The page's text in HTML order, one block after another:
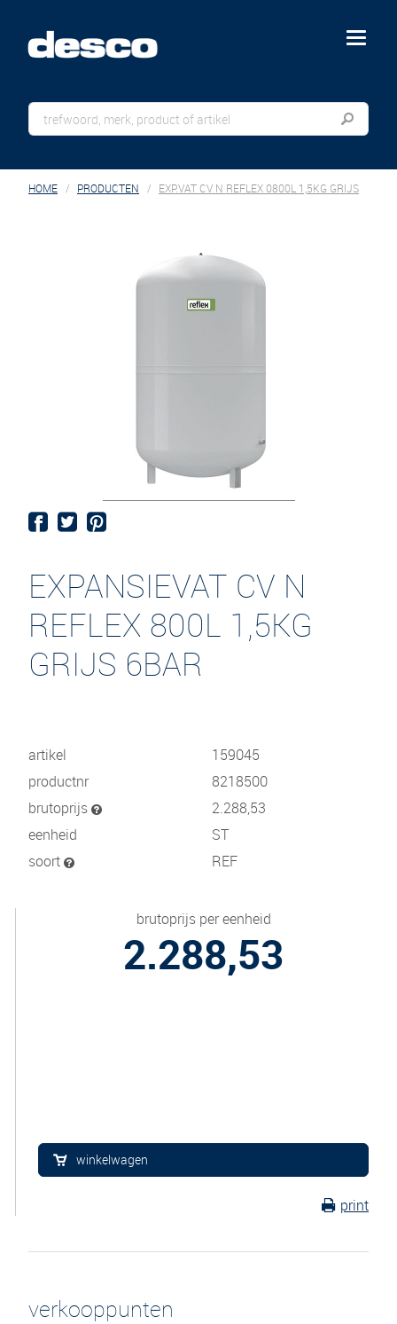
menu
HOME PRODUCTEN EXP.VAT CV N REFLEX 0800L 1,5KG GRIJS
EXPANSIEVAT CV N
REFLEX 800L 1,5KG
GRIJS 6BAR
artikel
159045
productnr
8218500
brutoprijs
2.288,53
eenheid
ST
soort
REF
brutoprijs per eenheid
2.288,53
winkelwagen
print
verkooppunten